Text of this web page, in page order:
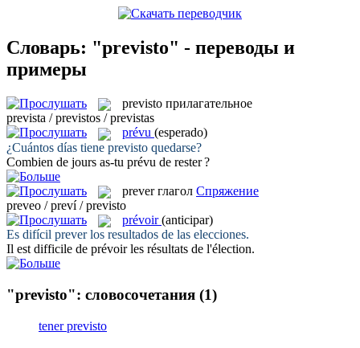
Словарь: "previsto" - переводы и
примеры
previsto прилагательное
prevista / previstos / previstas
prévu (esperado)
¿Cuántos días tiene previsto quedarse?
Combien de jours as-tu prévu de rester ?
prever глагол Спряжение
preveo / preví / previsto
prévoir (anticipar)
Es difícil preverlos resultados de las elecciones.
Il est difficile de prévoirles résultats de l'élection.
"previsto": словосочетания (1)
tener previsto